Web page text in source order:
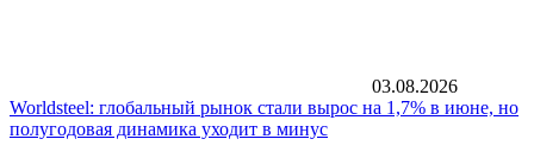
03.08.2026
Worldsteel: глобальный рынок стали вырос на 1,7% в июне, но
полугодовая динамика уходит в минус